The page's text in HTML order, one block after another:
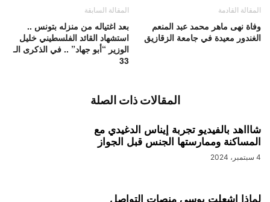
المقالة السابقة
بعد اغتياله من منزله بتونس ..
استشهاد القائد الفلسطيني خليل
الوزير “أبو جهاد” .. في الذكرى الـ
33
المقالة القادمة
وفاة نهى ماهر محمد عبد المنعم
الغندور معيدة في جامعة الزقازيق
المقالات ذات الصلة
شاااهد بالفيديو تجربة إيناس الدغيدي مع
المساكنة وممارستها الجنس قبل الجواز
4 سبتمبر، 2024
لماذا اشعلت بوسي منصات التواصل